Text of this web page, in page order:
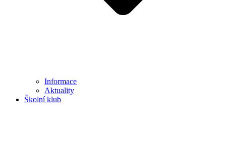
Informace
Aktuality
Školní klub